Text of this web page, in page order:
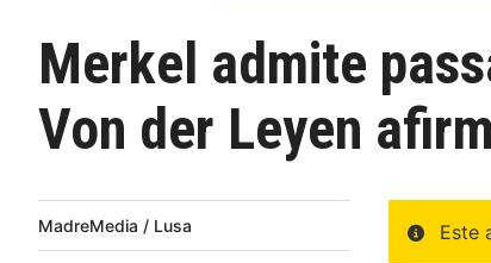
Merkel admite
Von der Leyen
MadreMedia / Lusa Este